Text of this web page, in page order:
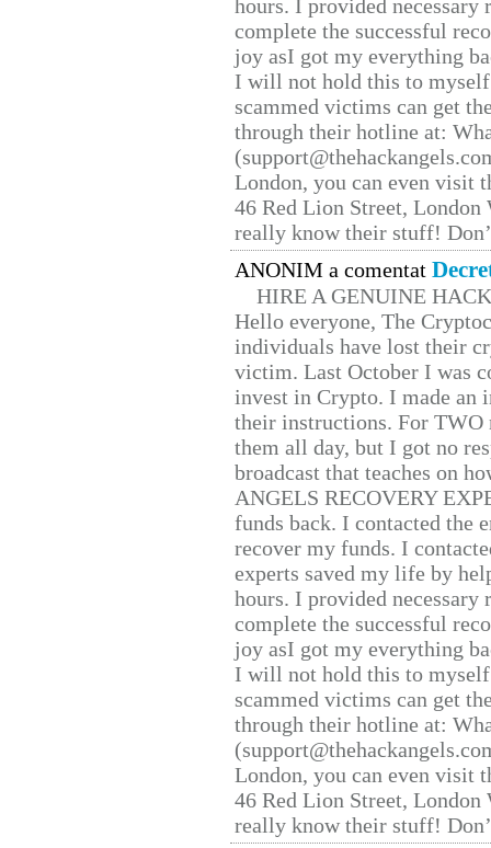
hours. I provided
complete the successful
joy asI got my everything
I will not hold this to
scammed victims can get
through their hotline at:
London, you can even visit
46 Red Lion Street, London
really know their stuff!
ANONIM a comentat
HIRE A GENUINE
Hello everyone, The
individuals have lost their
victim. Last October I was
invest in Crypto. I made
their instructions. For TWO
them all day, but I got no
broadcast that teaches on
ANGELS RECOVERY
funds back. I contacted the
recover my funds. I
experts saved my life by
hours. I provided
complete the successful
joy asI got my everything
I will not hold this to
scammed victims can get
through their hotline at:
London, you can even visit
46 Red Lion Street, London
really know their stuff!